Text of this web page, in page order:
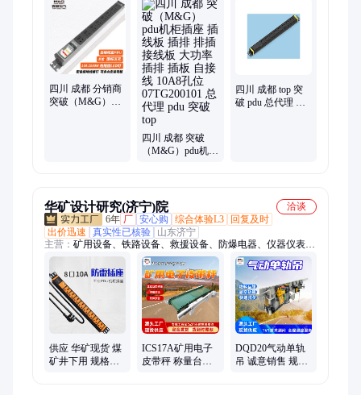
四川 成都 分销商
突破（M&G）安
四川 成都 突破
（M&G）pdu机柜
线 10A8孔位
07TG200101 总代
理 pdu 突破 top
四川 成都 top 突
破 pdu 总代理 突
华矿设计研究(济宁)院
洽谈
6年 厂 安心购 综合体验L3
回复及时
出价迅速
真实性已核验
山东济宁
主营： 矿用设备、铁路设备、救援设备、防爆电器、仪器仪表、
路面机械、工程机械
供应 华矿现货 煤
矿井下用 规格齐
ICS17A矿用电子
皮带秤 称量台式
DQD20气动单轨
吊 诚意销售 规格